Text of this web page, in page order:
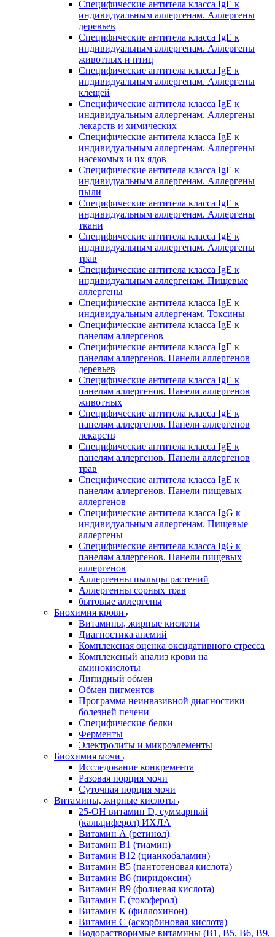
Специфические антитела класса IgE к
индивидуальным аллергенам. Аллергены
деревьев
Специфические антитела класса IgE к
индивидуальным аллергенам. Аллергены
животных и птиц
Специфические антитела класса IgE к
индивидуальным аллергенам. Аллергены
клещей
Специфические антитела класса IgE к
индивидуальным аллергенам. Аллергены
лекарств и химических
Специфические антитела класса IgE к
индивидуальным аллергенам. Аллергены
насекомых и их ядов
Специфические антитела класса IgE к
индивидуальным аллергенам. Аллергены
пыли
Специфические антитела класса IgE к
индивидуальным аллергенам. Аллергены
ткани
Специфические антитела класса IgE к
индивидуальным аллергенам. Аллергены
трав
Специфические антитела класса IgE к
индивидуальным аллергенам. Пищевые
аллергены
Специфические антитела класса IgE к
индивидуальным аллергенам. Токсины
Специфические антитела класса IgE к
панелям аллергенов
Специфические антитела класса IgE к
панелям аллергенов. Панели аллергенов
деревьев
Специфические антитела класса IgE к
панелям аллергенов. Панели аллергенов
животных
Специфические антитела класса IgE к
панелям аллергенов. Панели аллергенов
лекарств
Специфические антитела класса IgE к
панелям аллергенов. Панели аллергенов
трав
Специфические антитела класса IgE к
панелям аллергенов. Панели пищевых
аллергенов
Специфические антитела класса IgG к
индивидуальным аллергенам. Пищевые
аллергены
Специфические антитела класса IgG к
панелям аллергенов. Панели пищевых
аллергенов
Аллергенны пыльцы растений
Аллергенны сорных трав
бытовые аллергены
Биохимия крови
Витамины, жирные кислоты
Диагностика анемий
Комплексная оценка оксидативного стресса
Комплексный анализ крови на
аминокислоты
Липидный обмен
Обмен пигментов
Программа неинвазивной диагностики
болезней печени
Специфические белки
Ферменты
Электролиты и микроэлементы
Биохимия мочи
Исследование конкремента
Разовая порция мочи
Суточная порция мочи
Витамины, жирные кислоты
25-OH витамин D, суммарный
(кальциферол) ИХЛА
Витамин А (ретинол)
Витамин В1 (тиамин)
Витамин В12 (цианкобаламин)
Витамин В5 (пантотеновая кислота)
Витамин В6 (пиридоксин)
Витамин В9 (фолиевая кислота)
Витамин Е (токоферол)
Витамин К (филлохинон)
Витамин С (аскорбиновая кислота)
Водорастворимые витамины (B1, B5, B6, В9,